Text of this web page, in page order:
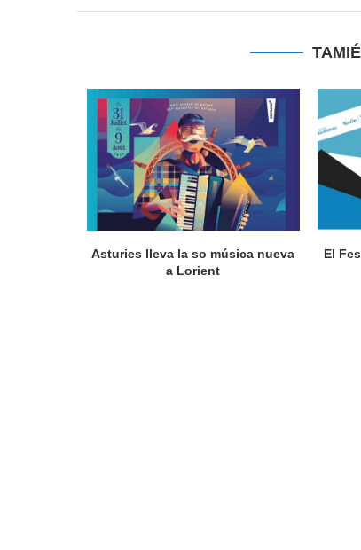
Asturies lleva la so música nueva
a Lorient
El